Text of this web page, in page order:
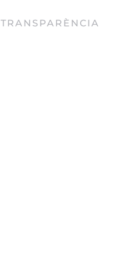
TRANSPARÈNCIA